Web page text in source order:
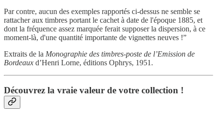
Par contre, aucun des exemples rapportés ci-dessus ne semble se
rattacher aux timbres portant le cachet à date de l'époque 1885, et
dont la fréquence assez marquée ferait supposer la dispersion, à ce
moment-là, d'une quantité importante de vignettes neuves !”
Extraits de la Monographie des timbres-poste de l’Emission de
Bordeaux d’Henri Lorne, éditions Ophrys, 1951.
Découvrez la vraie valeur de votre collection !